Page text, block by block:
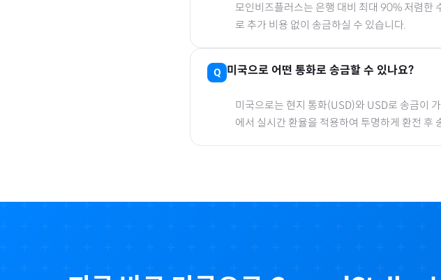
모인비즈플러스는 은행 대비 최대 90% 저렴한
로 추가 비용 없이 송금하실 수 있습니다.
미국으로 어떤 통화로 송금할 수 있나요?
미국으로는 현지 통화(USD)와 USD로 송금이
에서 실시간 환율을 적용하여 투명하게 환전 후